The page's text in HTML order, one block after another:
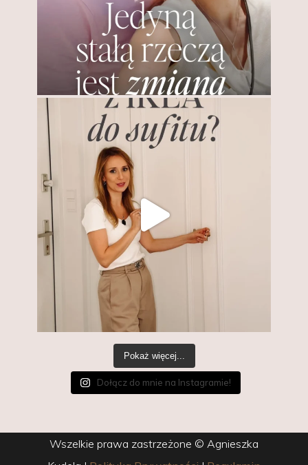
Pokaż więcej...
Dołącz do mnie na Instagramie!
Wszelkie prawa zastrzeżone © Agnieszka